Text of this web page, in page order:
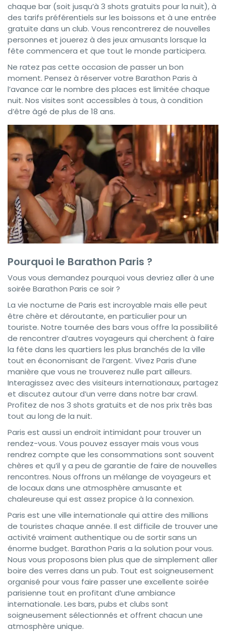
chaque bar (soit jusqu’à 3 shots gratuits pour la nuit), à
des tarifs préférentiels sur les boissons et à une entrée
gratuite dans un club. Vous rencontrerez de nouvelles
personnes et jouerez à des jeux amusants lorsque la
fête commencera et que tout le monde participera.
Ne ratez pas cette occasion de passer un bon
moment. Pensez à réserver votre Barathon Paris à
l’avance car le nombre des places est limitée chaque
nuit. Nos visites sont accessibles à tous, à condition
d’être âgé de plus de 18 ans.
Pourquoi le Barathon Paris ?
Vous vous demandez pourquoi vous devriez aller à une
soirée Barathon Paris ce soir ?
La vie nocturne de Paris est incroyable mais elle peut
être chère et déroutante, en particulier pour un
touriste. Notre tournée des bars vous offre la possibilité
de rencontrer d’autres voyageurs qui cherchent à faire
la fête dans les quartiers les plus branchés de la ville
tout en économisant de l’argent. Vivez Paris d’une
manière que vous ne trouverez nulle part ailleurs.
Interagissez avec des visiteurs internationaux, partagez
et discutez autour d’un verre dans notre bar crawl.
Profitez de nos 3 shots gratuits et de nos prix très bas
tout au long de la nuit.
Paris est aussi un endroit intimidant pour trouver un
rendez-vous. Vous pouvez essayer mais vous vous
rendrez compte que les consommations sont souvent
chères et qu’il y a peu de garantie de faire de nouvelles
rencontres. Nous offrons un mélange de voyageurs et
de locaux dans une atmosphère amusante et
chaleureuse qui est assez propice à la connexion.
Paris est une ville internationale qui attire des millions
de touristes chaque année. Il est difficile de trouver une
activité vraiment authentique ou de sortir sans un
énorme budget. Barathon Paris a la solution pour vous.
Nous vous proposons bien plus que de simplement aller
boire des verres dans un pub. Tout est soigneusement
organisé pour vous faire passer une excellente soirée
parisienne tout en profitant d’une ambiance
internationale. Les bars, pubs et clubs sont
soigneusement sélectionnés et offrent chacun une
atmosphère unique.